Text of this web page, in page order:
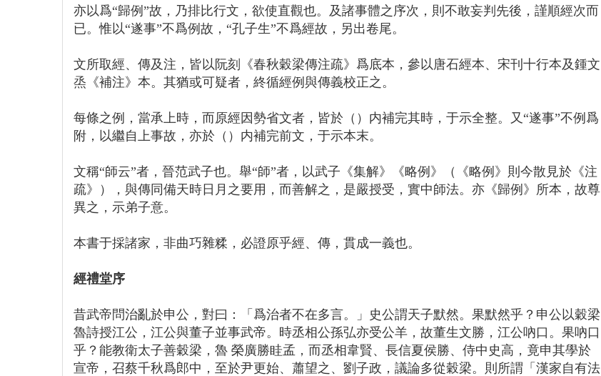
亦以爲“歸例”故，乃排比行文，欲使直觀也。及諸事體之序次，則不敢妄判先後，謹順經次而
已。惟以“遂事”不爲例故，“孔子生”不爲經故，另出卷尾。
文所取經、傳及注，皆以阮刻《春秋穀梁傳注疏》爲底本，參以唐石經本、宋刊十行本及鍾文
烝《補注》本。其猶或可疑者，終循經例與傳義校正之。
每條之例，當承上時，而原經因勢省文者，皆於（）内補完其時，于示全整。又“遂事”不例爲
附，以繼自上事故，亦於（）内補完前文，于示本末。
文稱“師云”者，晉范武子也。舉“師”者，以武子《集解》《略例》（《略例》則今散見於《注
疏》），與傳同備天時日月之要用，而善解之，是嚴授受，實中師法。亦《歸例》所本，故尊
異之，示弟子意。
本書于採諸家，非曲巧雜糅，必證原乎經、傳，貫成一義也。
經禮堂序
昔武帝問治亂於申公，對曰：「爲治者不在多言。」史公謂天子默然。果默然乎？申公以穀梁
魯詩授江公，江公與董子並事武帝。時丞相公孫弘亦受公羊，故董生文勝，江公吶口。果吶口
乎？能教衛太子善穀梁，魯 榮廣勝眭孟，而丞相韋賢、長信夏侯勝、侍中史高，竟申其學於
宣帝，召蔡千秋爲郎中，至於尹更始、蕭望之、劉子政，議論多從穀梁。則所謂「漢家自有法